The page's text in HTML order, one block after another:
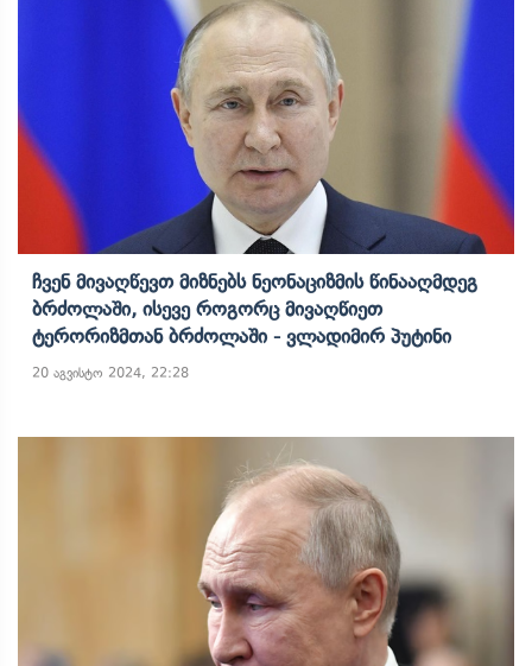
Ჩვენ Მივაღწევთ Მიზნებს Ნეონაციზმის Წინააღმდეგ
Ბრძოლაში, Ისევე Როგორც Მივაღწიეთ
Ტერორიზმთან Ბრძოლაში - Ვლადიმირ Პუტინი
20 აგვისტო 2024, 22:28